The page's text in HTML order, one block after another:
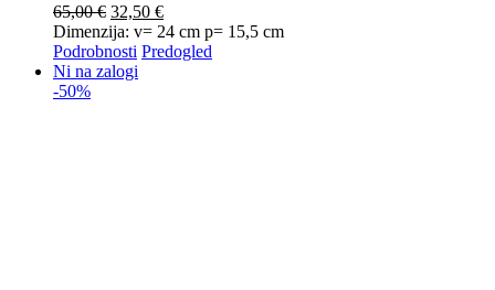
65,00€ 32,50 €
Dimenzija: v= 24 cm p= 15,5 cm
Podrobnosti Predogled
Ni na zalogi
-50%